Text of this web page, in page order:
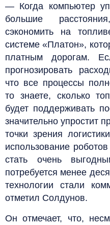
— Когда компьютер
большие
сэкономить на
системе «Платон»,
платным дорогам.
прогнозировать
что все процессы
то знаете, сколько
будет поддерживать
значительно упростит
точки зрения
использование
стать очень
потребуется менее
технологии стали
отметил Солдунов.
Он отмечает, что,